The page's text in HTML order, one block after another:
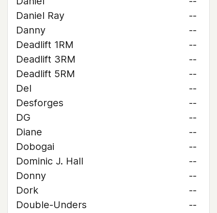
Daniel Ray
--
Danny
--
Deadlift 1RM
--
Deadlift 3RM
--
Deadlift 5RM
--
Del
--
Desforges
--
DG
--
Diane
--
Dobogai
--
Dominic J. Hall
--
Donny
--
Dork
--
Double-Unders
--